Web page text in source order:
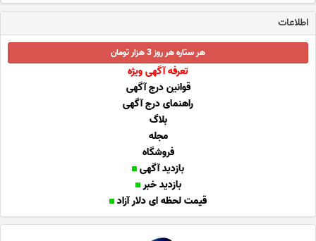
اطلاعات
هر ستاره هر روز 3 هزار تومان
تعرفه آگهی ویژه
قوانین درج آگهی
راهنمای درج آگهی
بلاگ
مجله
فروشگاه
بازدید آگهی
بازدید خبر
قیمت لحظه ای دلار آزاد